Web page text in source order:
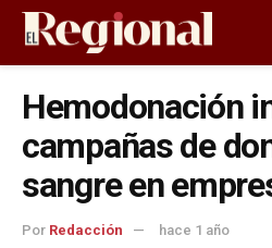
Hemodonación
campañas de
sangre en
Por Redacción hace 1 año